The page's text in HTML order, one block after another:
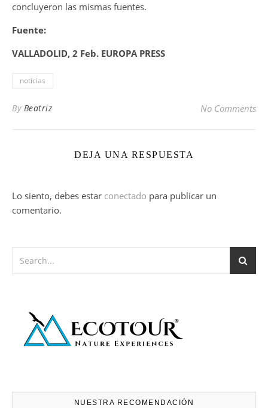
concluyeron las mismas fuentes.
Fuente:
VALLADOLID, 2 Feb. EUROPA PRESS
noticias
By Beatriz No Comments
DEJA UNA RESPUESTA
Lo siento, debes estar conectado para publicar un
comentario.
NUESTRA RECOMENDACIÓN